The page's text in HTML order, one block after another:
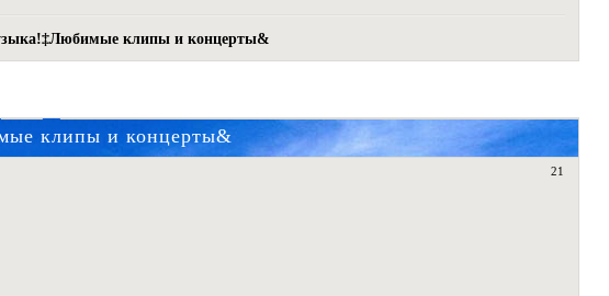
клипы и концерты&
клипы и концерты&
21